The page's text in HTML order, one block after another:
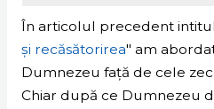
În articolul precedent
și recăsătorirea" am
Dumnezeu față de cele
Chiar după ce Dumnezeu